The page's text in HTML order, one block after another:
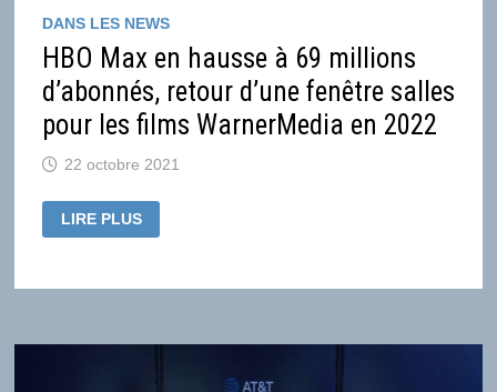
DANS LES NEWS
HBO Max en hausse à 69 millions
d’abonnés, retour d’une fenêtre salles
pour les films WarnerMedia en 2022
22 octobre 2021
HBO
MAX
69
LIRE PLUS